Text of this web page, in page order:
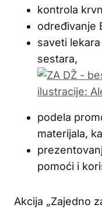
kontrola
određivanje
saveti
sestara,
podela
materijala,
pomoći i
Akcija „Zajedno